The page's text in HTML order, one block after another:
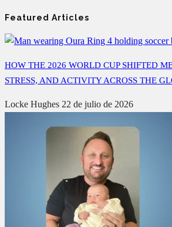
Featured Articles
HOW THE 2026 WORLD CUP SHIFTED
STRESS, AND ACTIVITY ACROSS THE
Locke Hughes 22 de julio de 2026